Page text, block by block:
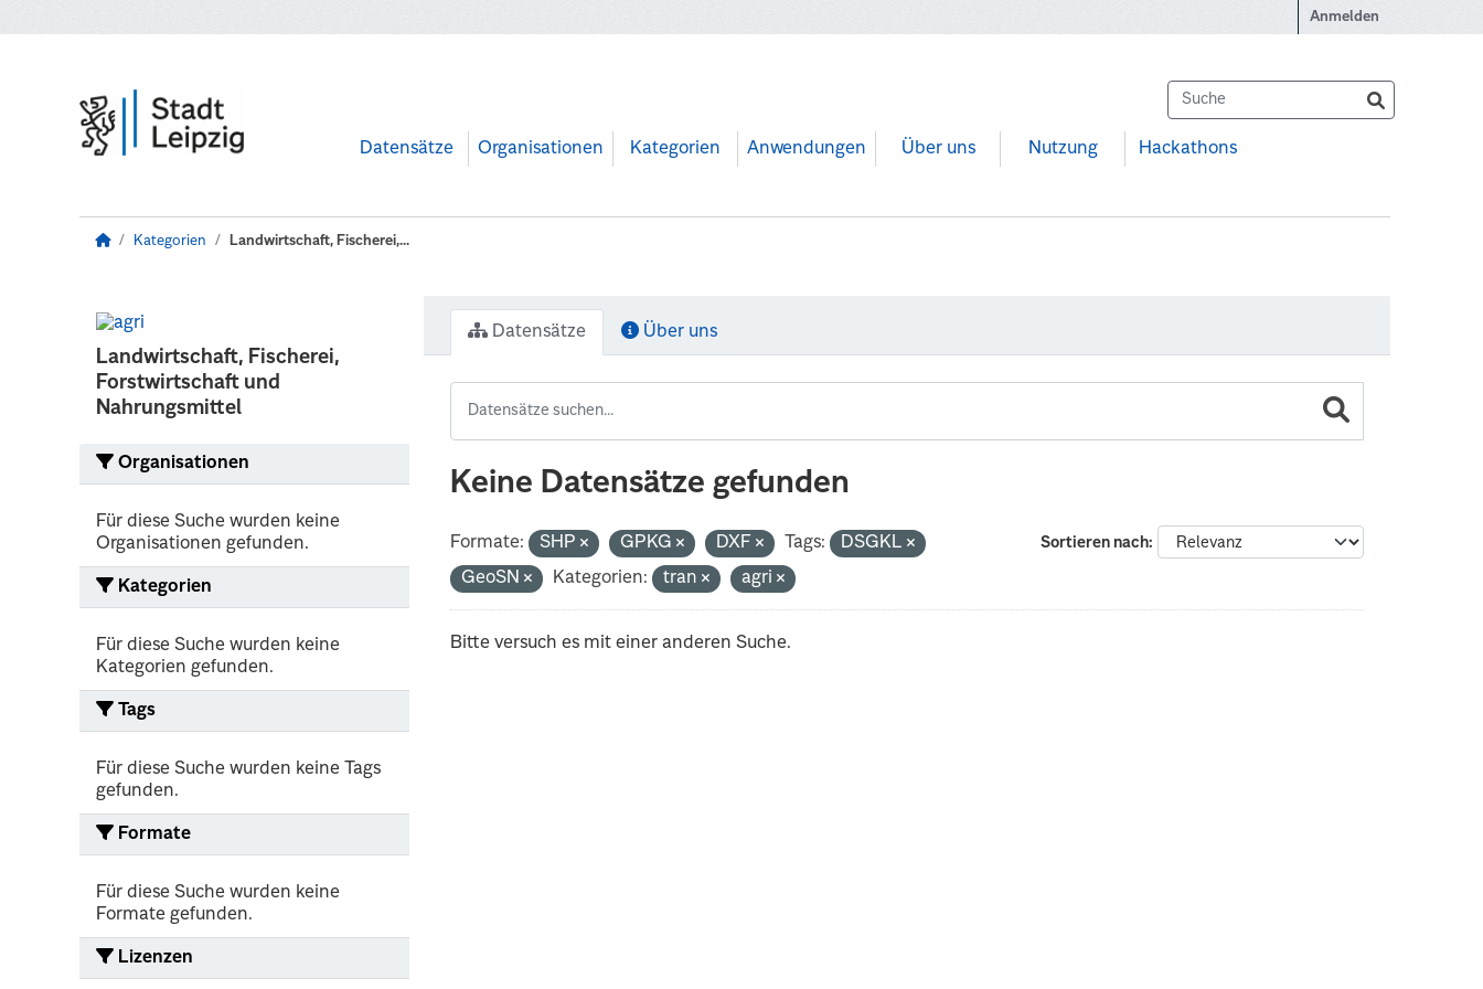
Anmelden
Datensätze Organisationen Kategorien Anwendungen Über uns Nutzung Hackathons
Kategorien Landwirtschaft, Fischerei,...
Landwirtschaft, Fischerei,
Forstwirtschaft und
Nahrungsmittel
Organisationen
Für diese Suche wurden keine
Organisationen gefunden.
Kategorien
Für diese Suche wurden keine
Kategorien gefunden.
Tags
Für diese Suche wurden keine Tags
gefunden.
Formate
Für diese Suche wurden keine
Formate gefunden.
Lizenzen
Datensätze Über uns
Keine Datensätze gefunden
Sortieren nach
Formate: SHP GPKG DXF Tags:
DSGKL
GeoSN
Kategorien: tran agri
Bitte versuch es mit einer anderen Suche.